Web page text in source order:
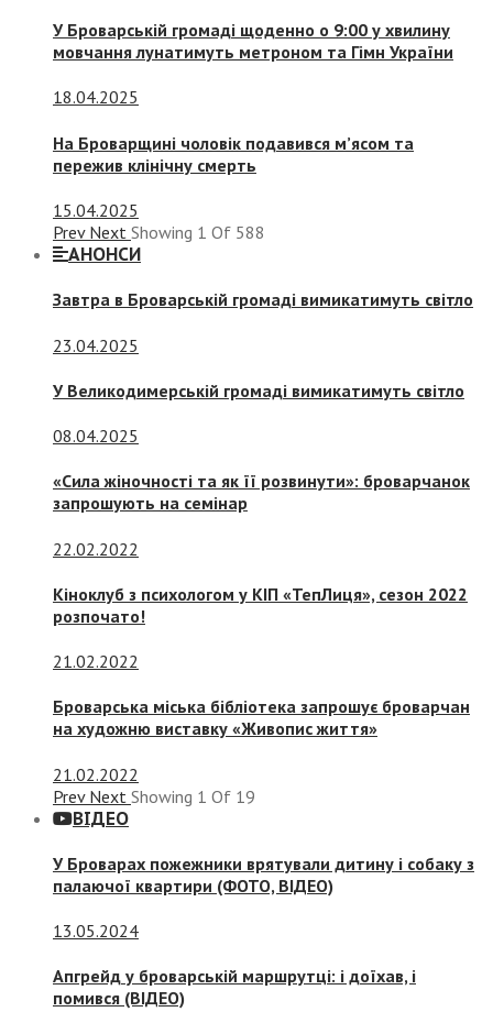
У Броварській громаді щоденно о 9:00 у хвилину
мовчання лунатимуть метроном та Гімн України
18.04.2025
На Броварщині чоловік подавився м’ясом та
пережив клінічну смерть
15.04.2025
Prev Next Showing 1 Of 588
АНОНСИ
Завтра в Броварській громаді вимикатимуть світло
23.04.2025
У Великодимерській громаді вимикатимуть світло
08.04.2025
«Сила жіночності та як її розвинути»: броварчанок
запрошують на семінар
22.02.2022
Кіноклуб з психологом у КІП «ТепЛиця», сезон 2022
розпочато!
21.02.2022
Броварська міська бібліотека запрошує броварчан
на художню виставку «Живопис життя»
21.02.2022
Prev Next Showing 1 Of 19
ВІДЕО
У Броварах пожежники врятували дитину і собаку з
палаючої квартири (ФОТО, ВІДЕО)
13.05.2024
Апгрейд у броварській маршрутці: і доїхав, і
помився (ВІДЕО)